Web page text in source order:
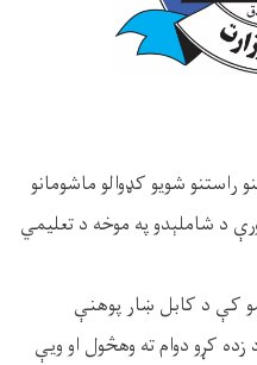
ښار پوهنې ریاست د ۳۸۰ تنو راستنو شویو کډوالو ماشومانو
د شاملېدو په موخه د تعلیمي
کې د کابل ښار پوهنې
زده کړو دوام ته وهڅول او ویې